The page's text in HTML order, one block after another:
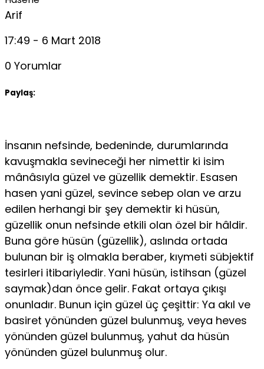
Arif
17:49 - 6 Mart 2018
0 Yorumlar
Paylaş:
İnsanın nefsinde, bedeninde, durumlarında
kavuşmakla sevineceği her nimettir ki isim
mânâsıyla güzel ve güzellik demektir. Esasen
hasen yani güzel, sevince sebep olan ve arzu
edilen herhangi bir şey demektir ki hüsün,
güzellik onun nefsinde etkili olan özel bir hâldir.
Buna göre hüsün (güzellik), aslında ortada
bulunan bir iş olmakla beraber, kıymeti sübjektif
tesirleri itibariyledir. Yani hüsün, istihsan (güzel
saymak)dan önce gelir. Fakat ortaya çıkışı
onunladır. Bunun için güzel üç çeşittir: Ya akıl ve
basiret yönünden güzel bulunmuş, veya heves
yönünden güzel bulunmuş, yahut da hüsün
yönünden güzel bulunmuş olur.